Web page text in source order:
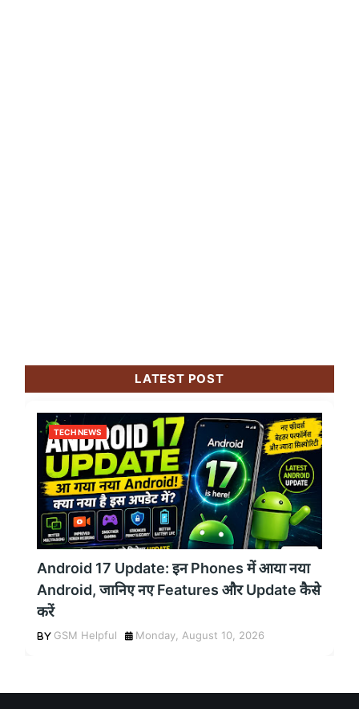
LATEST POST
TECH NEWS
Android 17 Update: इन Phones में आया नया
Android, जानिए नए Features और Update कैसे
करें
GSM Helpful Monday, August 10, 2026